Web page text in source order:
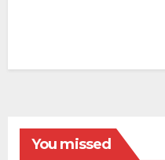
You missed